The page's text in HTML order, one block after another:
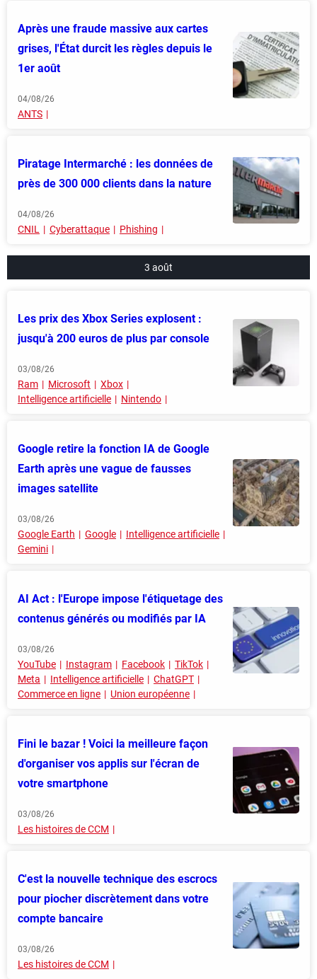
Après une fraude massive aux cartes
grises, l'État durcit les règles depuis le
1er août
04/08/26
ANTS
Piratage Intermarché : les données de
près de 300 000 clients dans la nature
04/08/26
CNIL Cyberattaque Phishing
3 août
Les prix des Xbox Series explosent :
jusqu'à 200 euros de plus par console
03/08/26
Ram Microsoft
Xbox
Intelligence artificielle
Nintendo
Google retire la fonction IA de Google
Earth après une vague de fausses
images satellite
03/08/26
Google Earth Google
Intelligence artificielle
Gemini
AI Act : l'Europe impose l'étiquetage des
contenus générés ou modifiés par IA
03/08/26
YouTube Instagram Facebook
TikTok
Meta
Intelligence artificielle
ChatGPT
Commerce en ligne
Union européenne
Fini le bazar ! Voici la meilleure façon
d'organiser vos applis sur l'écran de
votre smartphone
03/08/26
Les histoires de CCM
C'est la nouvelle technique des escrocs
pour piocher discrètement dans votre
compte bancaire
03/08/26
Les histoires de CCM